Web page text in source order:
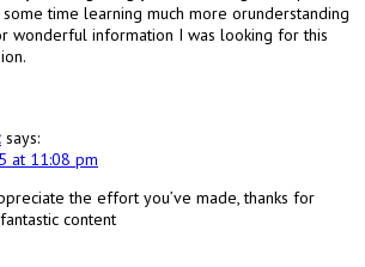
time learning much more orunderstanding
wonderful information I was looking for this
says:
at 11:08 pm
the effort you’ve made, thanks for
content